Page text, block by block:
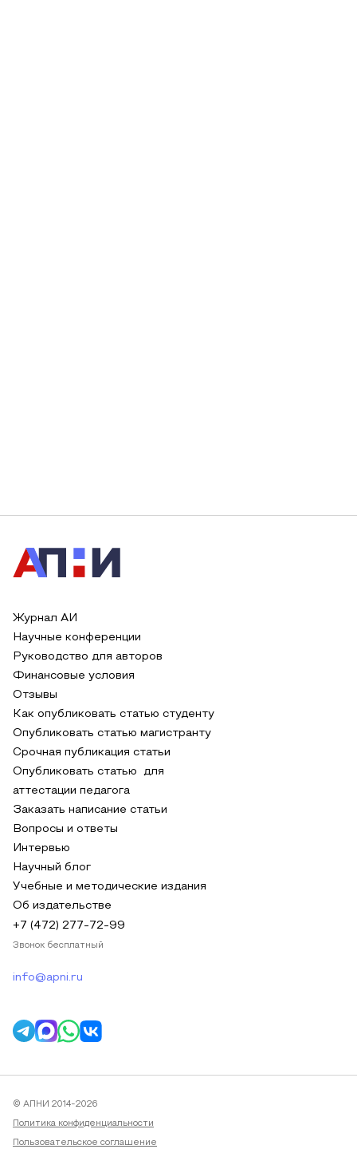
Журнал АИ
Научные конференции
Руководство для авторов
Финансовые условия
Отзывы
Как опубликовать статью студенту
Опубликовать статью магистранту
Срочная публикация статьи
Опубликовать статью для
аттестации педагога
Заказать написание статьи
Вопросы и ответы
Интервью
Научный блог
Учебные и методические издания
Об издательстве
+7 (472) 277-72-99
Звонок бесплатный
info@apni.ru
© АПНИ 2014-2026
Политика конфиденциальности
Пользовательское соглашение